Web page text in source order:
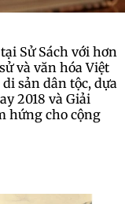
Sử Sách với hơn
và văn hóa Việt
sản dân tộc, dựa
2018 và Giải
hứng cho cộng